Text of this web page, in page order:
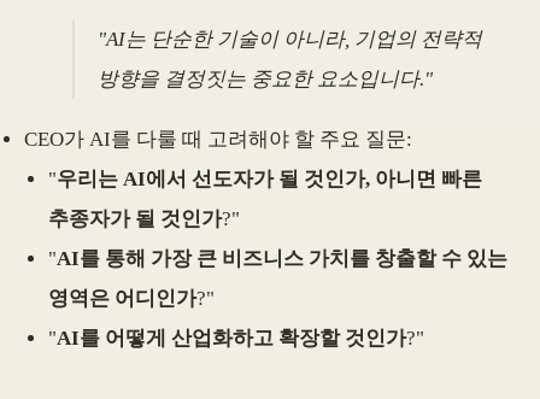
"AI는 단순한 기술이 아니라, 기업의 전략적
방향을 결정짓는 중요한 요소입니다."
CEO가 AI를 다룰 때 고려해야 할 주요 질문:
"우리는 AI에서 선도자가 될 것인가, 아니면 빠른
추종자가 될 것인가?"
"AI를 통해 가장 큰 비즈니스 가치를 창출할 수 있는
영역은 어디인가?"
"AI를 어떻게 산업화하고 확장할 것인가?"